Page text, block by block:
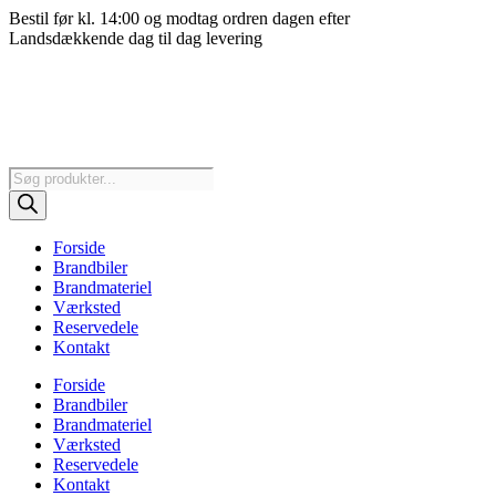
Videre
til
Bestil før kl. 14:00 og modtag ordren dagen efter
Landsdækkende dag til dag levering
Products
search
Forside
Brandbiler
Brandmateriel
Værksted
Reservedele
Kontakt
Forside
Brandbiler
Brandmateriel
Værksted
Reservedele
Kontakt